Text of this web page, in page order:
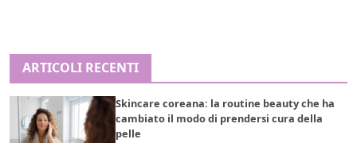
ARTICOLI RECENTI
Skincare coreana: la routine beauty che ha
cambiato il modo di prendersi cura della
pelle